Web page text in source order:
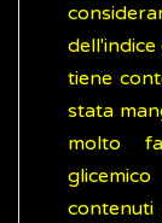
dell'indice
tiene
stata
molto
contenuti